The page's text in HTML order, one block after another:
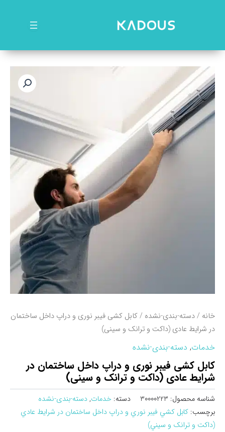
خانه /دسته-بندی-نشده / کابل‌ کشی فیبر نوری و دراپ داخل ساختمان
در شرایط عادی (داکت و ترانک و سینی)
خدمات, دسته-بندی-نشده
کابل‌ کشی فیبر نوری و دراپ داخل ساختمان در
شرایط عادی (داکت و ترانک و سینی)
شناسه محصول: 30000223 دسته: خدمات,دسته-بندی-نشده
برچسب: کابل کشي فيبر نوري و دراپ داخل ساختمان در شرايط عادي
(داکت و ترانک و سيني)